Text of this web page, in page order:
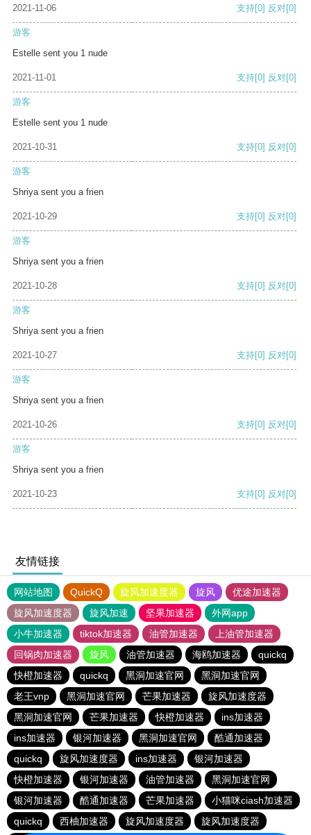
2021-11-06 支持[0] 反对[0]
游客
Estelle sent you 1 nude
2021-11-01 支持[0] 反对[0]
游客
Estelle sent you 1 nude
2021-10-31 支持[0] 反对[0]
游客
Shriya sent you a frien
2021-10-29 支持[0] 反对[0]
游客
Shriya sent you a frien
2021-10-28 支持[0] 反对[0]
游客
Shriya sent you a frien
2021-10-27 支持[0] 反对[0]
游客
Shriya sent you a frien
2021-10-26 支持[0] 反对[0]
游客
Shriya sent you a frien
2021-10-23 支持[0] 反对[0]
友情链接
网站地图 QuickQ 旋风加速度器 旋风
优途加速器
旋风加速度器
旋风加速 坚果加速器
外网app
小牛加速器
tiktok加速器 油管加速器
上油管加速器
回锅肉加速器
旋风 油管加速器 海鸥加速器
quickq
快橙加速器
quickq 黑洞加速官网
黑洞加速官网
老王vnp
黑洞加速官网 芒果加速器
旋风加速度器
黑洞加速官网
芒果加速器 快橙加速器
ins加速器
ins加速器
银河加速器 黑洞加速官网
酷通加速器
quickq
旋风加速度器 ins加速器
银河加速器
快橙加速器
银河加速器 油管加速器
黑洞加速官网
银河加速器
酷通加速器 芒果加速器
小猫咪ciash加速器
quickq
西柚加速器 旋风加速度器 旋风加速度器